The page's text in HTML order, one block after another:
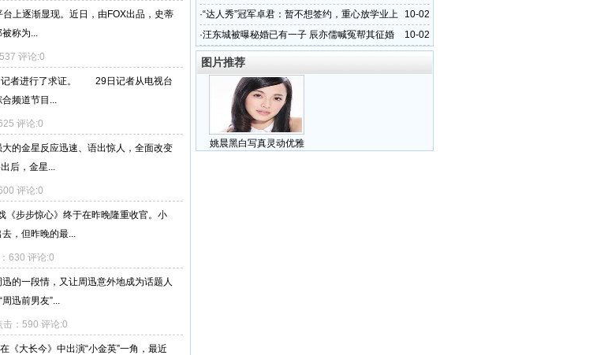
上逐渐显现。近日，由FOX出品，史蒂
称为...
评论:0
记者进行了求证。 29日记者从电视台
频道节目...
评论:0
的金星反应迅速、语出惊人，全面改变
后，金星...
评论:0
《步步惊心》终于在昨晚隆重收官。小
，但昨晚的最...
630 评论:0
的一段情，又让周迅意外地成为话题人
迅前男友”...
：590 评论:0
《大长今》中出演“小金英”一角，最近
(图)
10-02
·“达人秀”冠军卓君：暂不想签约，重心放学业上
10-02
·汪东城被曝秘婚已有一子 辰亦儒喊冤帮其征婚
(图)
图片推荐
姚晨黑白写真灵动优雅